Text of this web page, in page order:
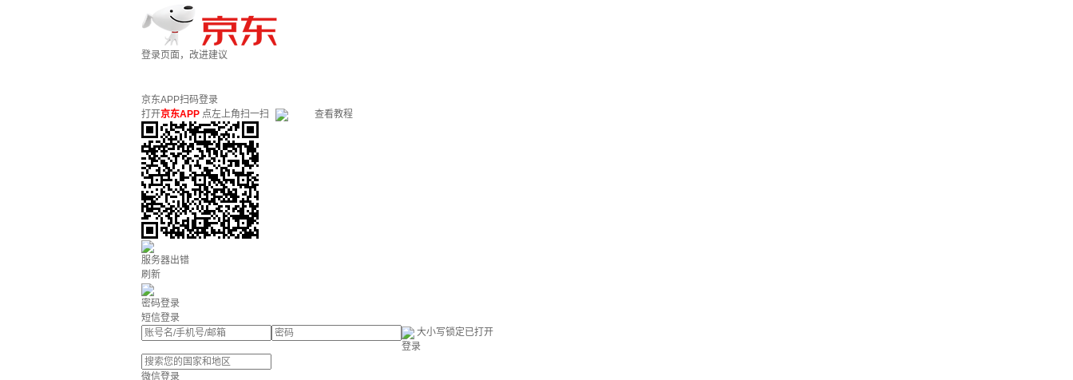
登录页面，改进建议
京东APP扫码登录
打开京东APP 点左上角扫一扫 查看教程
服务器出错
刷新
密码登录
短信登录
大小写锁定已打开
登录
微信登录